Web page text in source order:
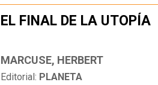
EL FINAL DE LA UTOPÍA
MARCUSE, HERBERT
Editorial: PLANETA